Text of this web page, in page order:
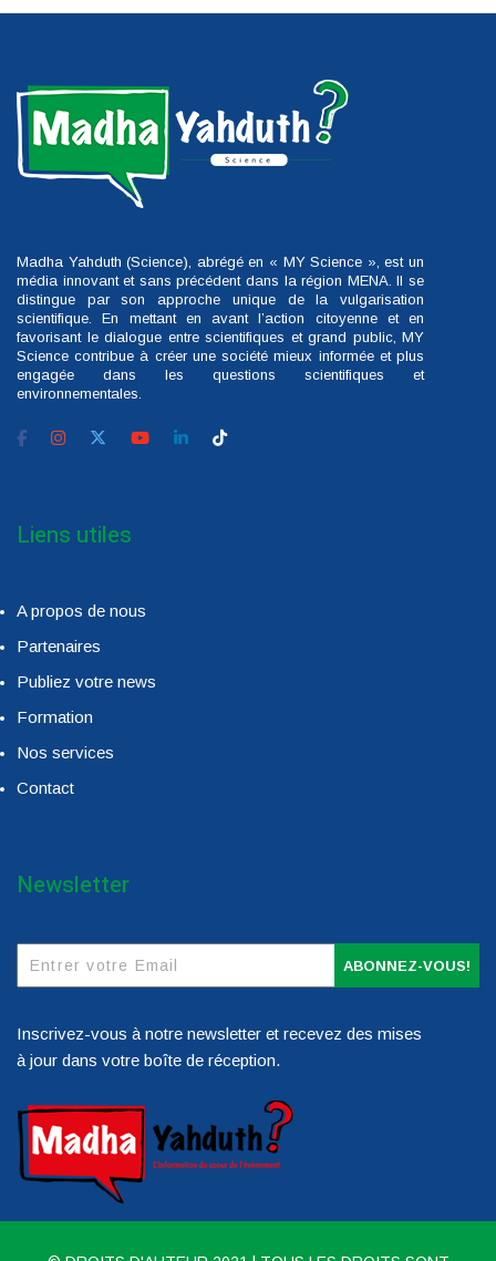
Madha Yahduth (Science), abrégé en « MY Science », est un
média innovant et sans précédent dans la région MENA. Il se
distingue par son approche unique de la vulgarisation
scientifique. En mettant en avant l’action citoyenne et en
favorisant le dialogue entre scientifiques et grand public, MY
Science contribue à créer une société mieux informée et plus
engagée dans les questions scientifiques et
environnementales.
Liens utiles
A propos de nous
Partenaires
Publiez votre news
Formation
Nos services
Contact
Newsletter
ABONNEZ-VOUS!
Inscrivez-vous à notre newsletter et recevez des mises
à jour dans votre boîte de réception.